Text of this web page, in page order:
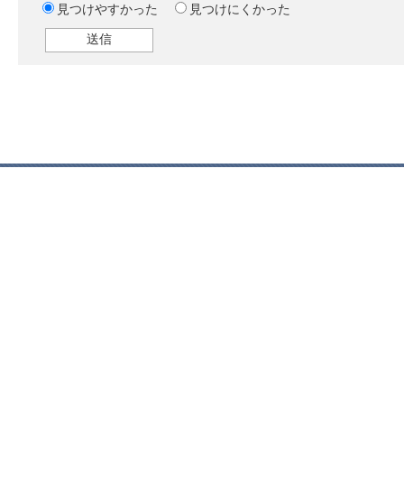
見つけやすかった
見つけにくかった